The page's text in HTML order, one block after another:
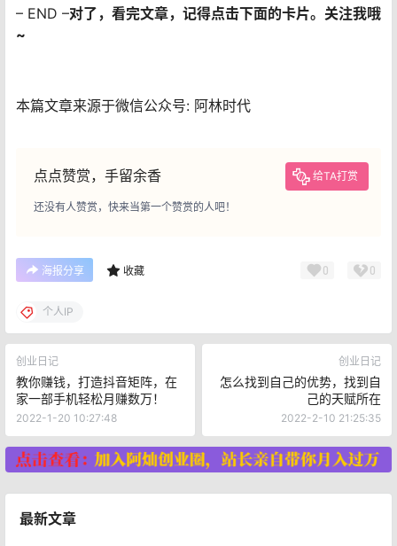
– END –对了，看完文章，记得点击下面的卡片。 关注我哦
~
本篇文章来源于微信公众号: 阿林时代
点点赞赏，手留余香 给TA打赏
还没有人赞赏，快来当第一个赞赏的人吧！
海报分享 收藏 0 0
个人IP
创业日记
教你赚钱，打造抖音矩阵，在
家一部手机轻松月赚数万！
2022-1-20 10:27:48
创业日记
怎么找到自己的优势，找到自
己的天赋所在
2022-2-10 21:25:35
最新文章